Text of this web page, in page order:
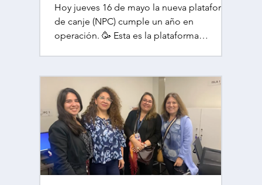
Hoy jueves 16 de mayo la nueva plataforma
de canje (NPC) cumple un año en
operación. 🥳 Esta es la plataforma